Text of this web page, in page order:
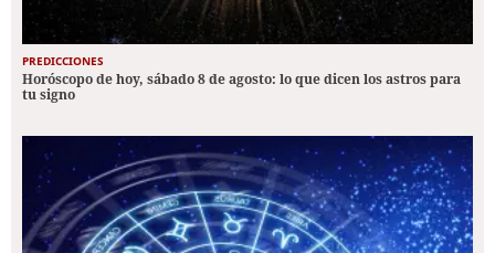
PREDICCIONES
Horóscopo de hoy, sábado 8 de agosto: lo que dicen los astros para
tu signo